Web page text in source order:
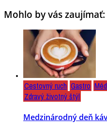
Mohlo by vás zaujímať:
Cestovný ruch Gastro
Zdravý životný štýl
Medzinárodný deň